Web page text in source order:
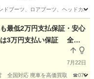
ドブーツ、ロアブーツ、ヘッドカ
最低2万円支払保証・安心
3万円支払い保証 全国
7月22日
全国対応 廃車を高価買取 ☎070-